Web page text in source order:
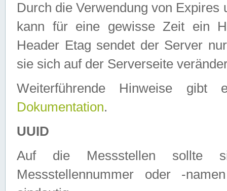
Durch die Verwendung von
kann für eine gewisse Zeit ein
Header Etag sendet der Server
sie sich auf der Serverseite
Weiterführende Hinweise
Dokumentation.
UUID
Auf die Messstellen sollte
Messstellennummer oder -